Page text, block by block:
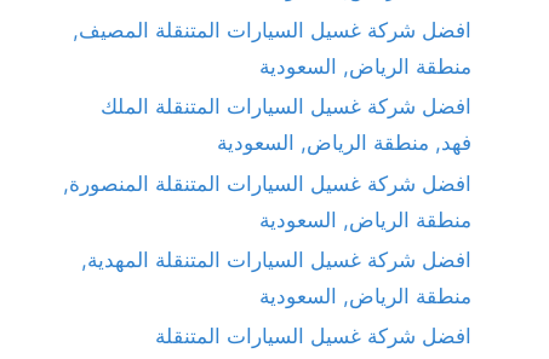
افضل شركة غسيل السيارات المتنقلة المصيف,
منطقة الرياض, السعودية
افضل شركة غسيل السيارات المتنقلة الملك
فهد, منطقة الرياض, السعودية
افضل شركة غسيل السيارات المتنقلة المنصورة,
منطقة الرياض, السعودية
افضل شركة غسيل السيارات المتنقلة المهدية,
منطقة الرياض, السعودية
افضل شركة غسيل السيارات المتنقلة